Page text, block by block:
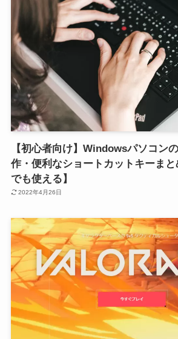
【初心者向け】Windowsパソコン
作・便利なショートカットキーま
でも使える】
2022年4月26日